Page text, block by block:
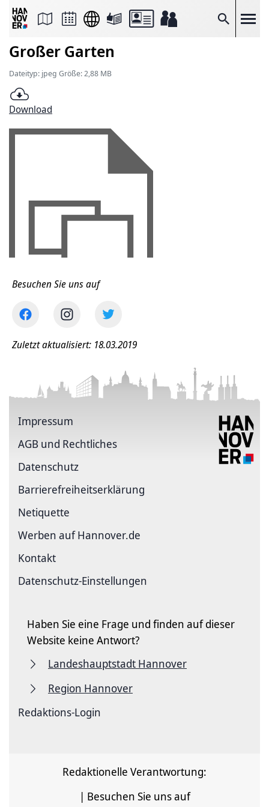
Suche
Seite
versenden
Auf
teilen
teilen
Seitenlink
Großer Garten
Dateityp: jpeg Größe: 2,88 MB
Download
Besuchen Sie uns auf
Zuletzt aktualisiert: 18.03.2019
Impressum
AGB und Rechtliches
Datenschutz
Barriere­freiheits­erklärung
Netiquette
Werben auf Hannover.de
Kontakt
Datenschutz-Einstellungen
Haben Sie eine Frage und finden auf dieser
Website keine Antwort?
Landeshauptstadt Hannover
Region Hannover
Redaktions-Login
Redaktionelle Verantwortung:
| Besuchen Sie uns auf